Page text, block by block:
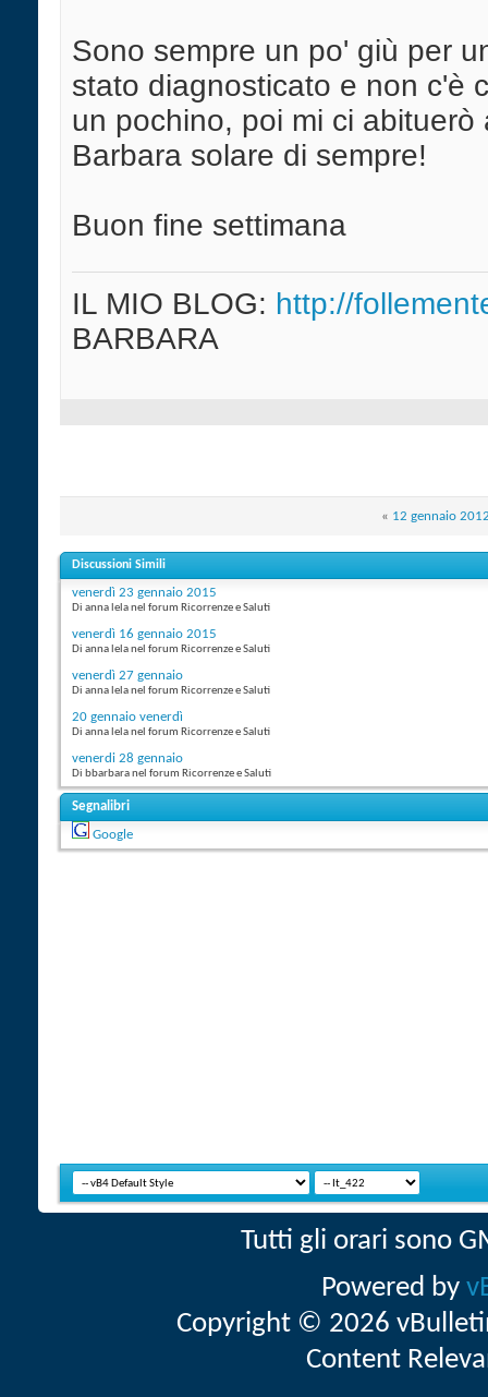
Sono sempre un po' giù per
stato diagnosticato e non c'è
un pochino, poi mi ci
Barbara solare di sempre!
Buon fine settimana
IL MIO BLOG: http://
BARBARA
« 12 gennaio
Discussioni Simili
venerdì 23 gennaio 2015
Di anna lela nel forum Ricorrenze e Saluti
venerdì 16 gennaio 2015
Di anna lela nel forum Ricorrenze e Saluti
venerdì 27 gennaio
Di anna lela nel forum Ricorrenze e Saluti
20 gennaio venerdì
Di anna lela nel forum Ricorrenze e Saluti
venerdi 28 gennaio
Di bbarbara nel forum Ricorrenze e Saluti
Segnalibri
Google
Tutti gli orari sono
Powered by
Copyright © 2026
Content